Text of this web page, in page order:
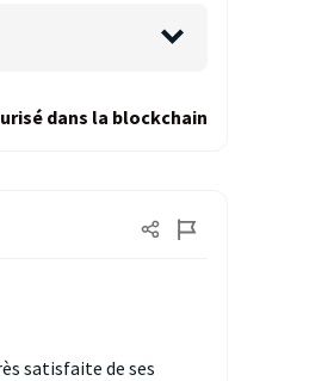
dans la blockchain
satisfaite de ses